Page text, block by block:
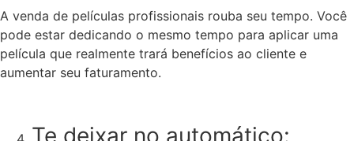
A venda de películas profissionais rouba seu tempo. Você
pode estar dedicando o mesmo tempo para aplicar uma
película que realmente trará benefícios ao cliente e
aumentar seu faturamento.